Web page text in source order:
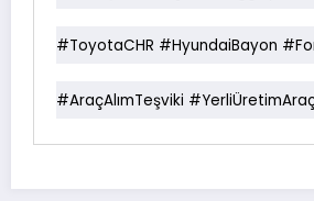
#ToyotaCHR #HyundaiBayon
#AraçAlımTeşviki